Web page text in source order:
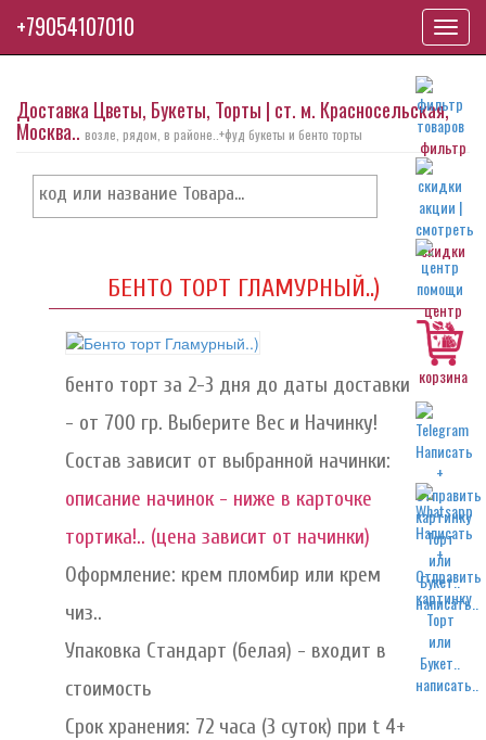
фильтр
скидки
центр
корзина
написать..
написать..
Доставка Цветы, Букеты, Торты | ст. м. Красносельская,
Москва.. возле, рядом, в районе..+фуд букеты и бенто торты
БЕНТО ТОРТ ГЛАМУРНЫЙ..)
бенто торт за 2-3 дня до даты доставки
- от 700 гр. Выберите Вес и Начинку!
Состав зависит от выбранной начинки:
описание начинок - ниже в карточке
тортика!.. (цена зависит от начинки)
Оформление: крем пломбир или крем
чиз..
Упаковка Стандарт (белая) - входит в
стоимость
Срок хранения: 72 часа (3 суток) при t 4+
+79054107010